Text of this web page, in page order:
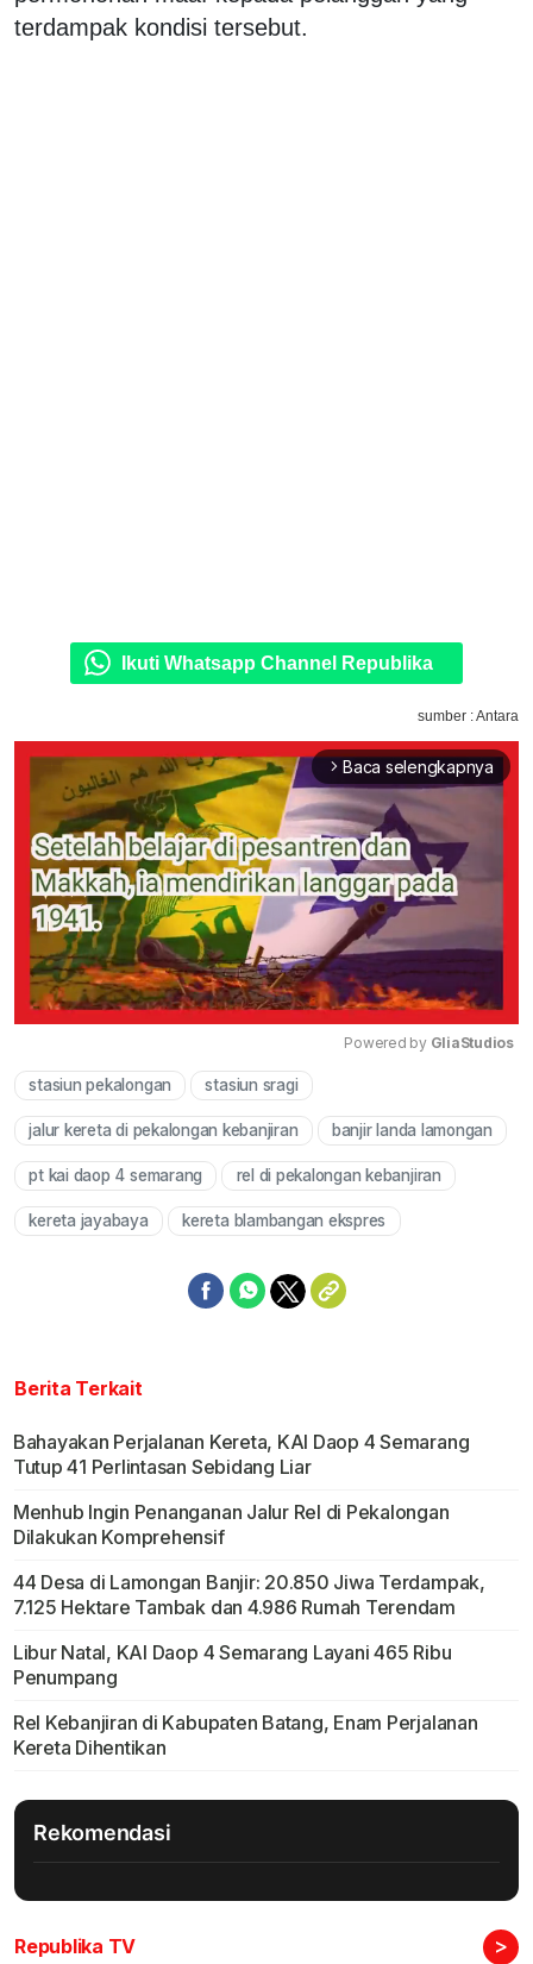
terdampak kondisi tersebut.
Ikuti Whatsapp Channel Republika
sumber : Antara
arrow_forward_ios Baca selengkapnya
Powered by GliaStudios
stasiun pekalongan stasiun sragi
jalur kereta di pekalongan kebanjiran banjir landa lamongan
pt kai daop 4 semarang rel di pekalongan kebanjiran
kereta jayabaya kereta blambangan ekspres
Berita Terkait
Bahayakan Perjalanan Kereta, KAI Daop 4 Semarang
Tutup 41 Perlintasan Sebidang Liar
Menhub Ingin Penanganan Jalur Rel di Pekalongan
Dilakukan Komprehensif
44 Desa di Lamongan Banjir: 20.850 Jiwa Terdampak,
7.125 Hektare Tambak dan 4.986 Rumah Terendam
Libur Natal, KAI Daop 4 Semarang Layani 465 Ribu
Penumpang
Rel Kebanjiran di Kabupaten Batang, Enam Perjalanan
Kereta Dihentikan
Rekomendasi
Republika TV >